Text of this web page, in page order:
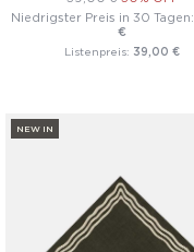
Niedrigster Preis in 30 Tagen:
€
Listenpreis: 39,00 €
NEW IN